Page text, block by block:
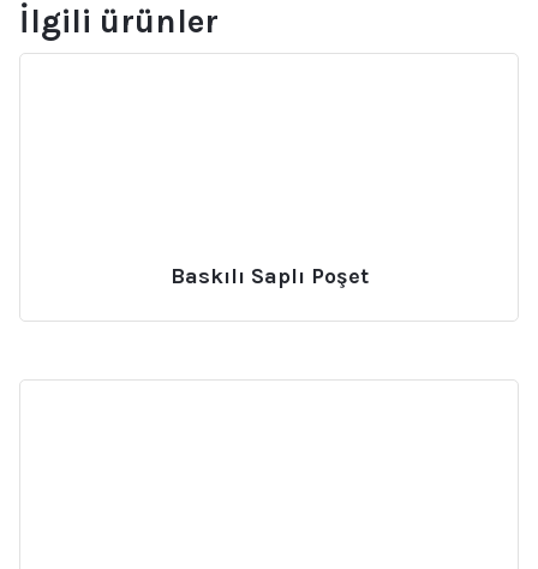
İlgili ürünler
Baskılı Saplı Poşet